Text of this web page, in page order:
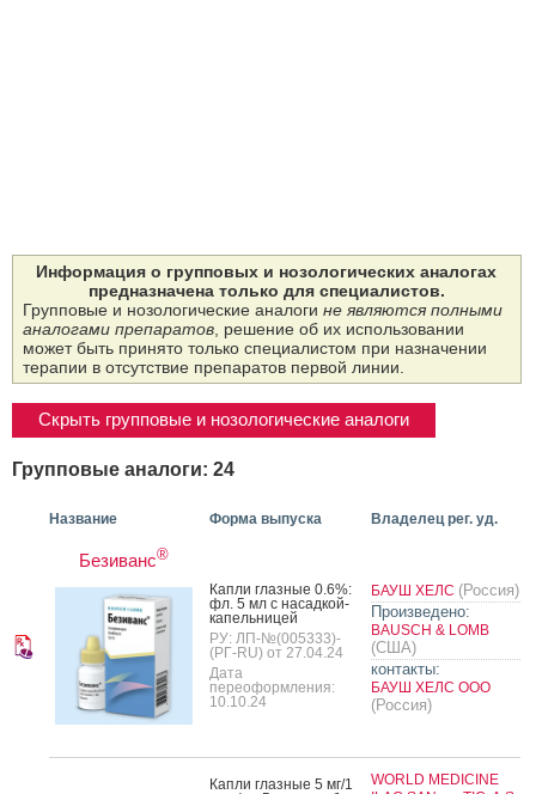
Информация о групповых и нозологических аналогах
предназначена только для специалистов.
Групповые и нозологические аналоги не являются полными
аналогами препаратов, решение об их использовании
может быть принято только специалистом при назначении
терапии в отсутствие препаратов первой линии.
Скрыть групповые и нозологические аналоги
Групповые аналоги: 24
Название Форма выпуска Владелец рег. уд.
Безиванс®
Кап­ли глаз­ные 0.6%:
фл. 5 мл с на­сад­кой-
ка­пель­ни­цей
РУ: ЛП-№(005333)-
(РГ-RU) от 27.04.24
Дата
переоформления:
10.10.24
БАУШ ХЕЛС (Россия)
Произведено:
BAUSCH & LOMB
(США)
контакты:
БАУШ ХЕЛС ООО
(Россия)
Кап­ли глаз­ные 5 мг/1
WORLD MEDICINE